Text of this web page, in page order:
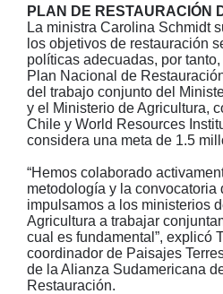
PLAN DE RESTAURACIÓN
La ministra Carolina Schmidt
los objetivos de restauración
políticas adecuadas, por
Plan Nacional de
del trabajo conjunto del
y el Ministerio de Agricultura,
Chile y World Resources
considera una meta de 1.5
“Hemos colaborado
metodología y la convocatoria
impulsamos a los ministerios
Agricultura a trabajar
cual es fundamental”, explicó
coordinador de Paisajes
de la Alianza Sudamericana
Restauración.